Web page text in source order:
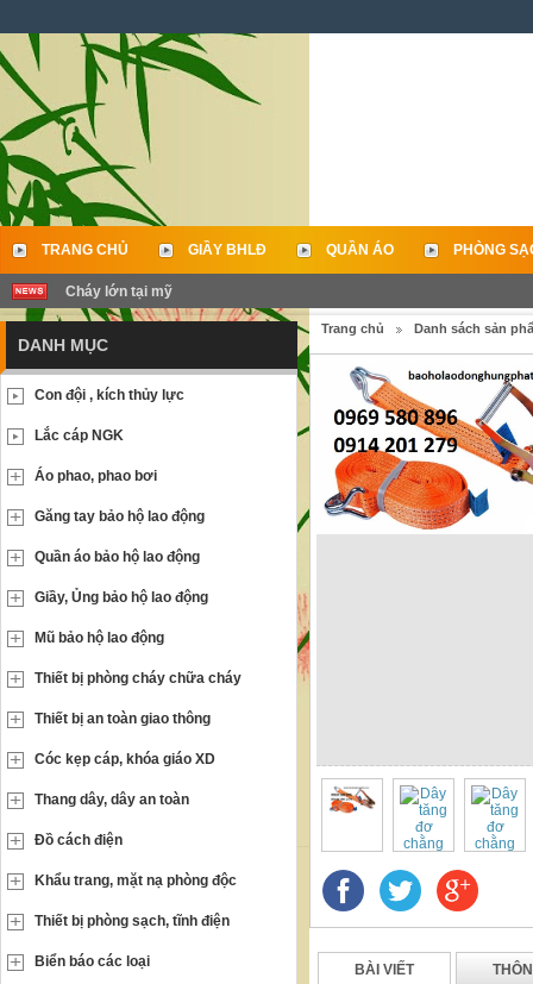
TRANG CHỦ GIẦY BHLĐ QUẦN ÁO PHÒNG
LIÊN HỆ
Cháy lớn tại mỹ
Trang chủ Danh sách sản
BÀI VIẾT
DANH MỤC
Con đội , kích thủy lực
Lắc cáp NGK
Áo phao, phao bơi
Găng tay bảo hộ lao động
Quần áo bảo hộ lao động
Giầy, Ủng bảo hộ lao động
Mũ bảo hộ lao động
Thiết bị phòng cháy chữa cháy
Thiết bị an toàn giao thông
Cóc kẹp cáp, khóa giáo XD
Thang dây, dây an toàn
Đồ cách điện
Khẩu trang, mặt nạ phòng độc
Thiết bị phòng sạch, tĩnh điện
Biển báo các loại